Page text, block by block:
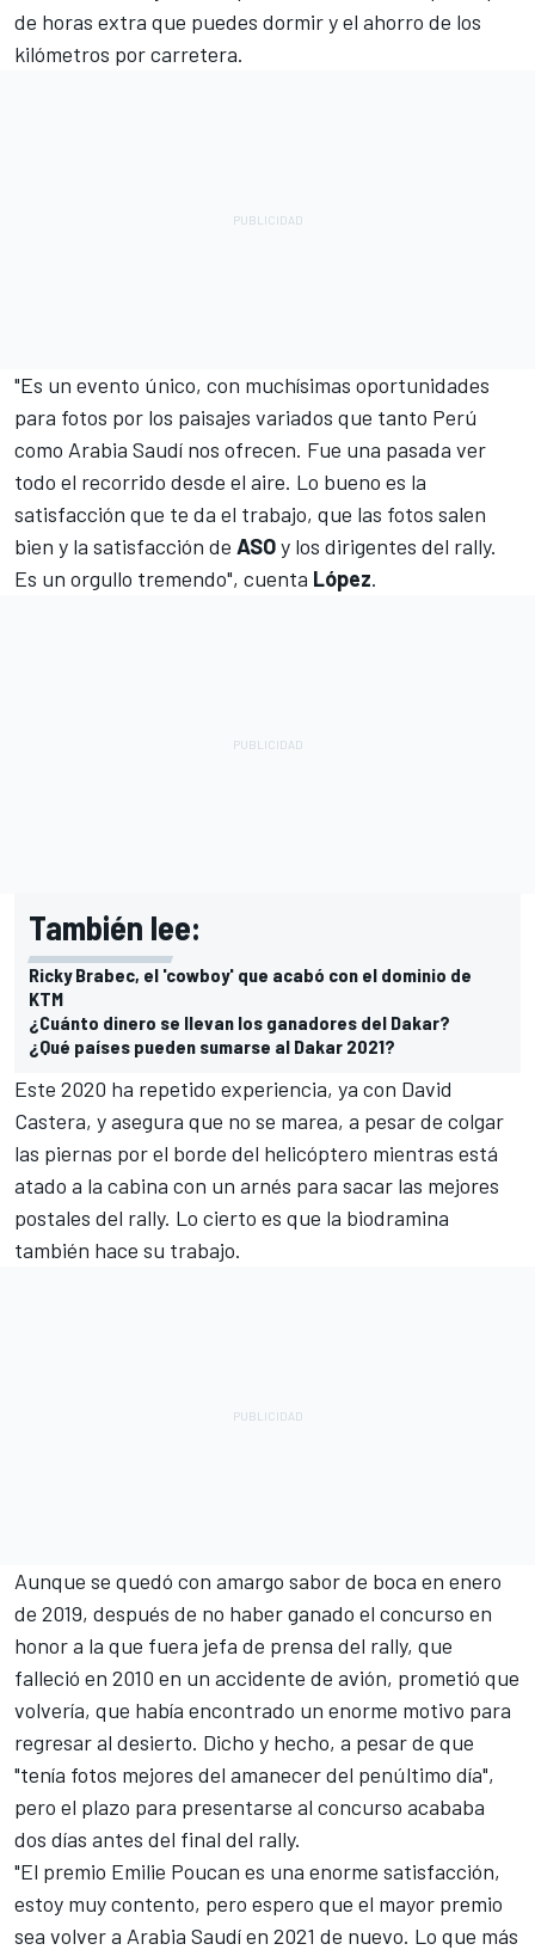
de horas extra que puedes dormir y el ahorro de los
kilómetros por carretera.
"Es un evento único, con muchísimas oportunidades
para fotos por los paisajes variados que tanto Perú
como Arabia Saudí nos ofrecen. Fue una pasada ver
todo el recorrido desde el aire. Lo bueno es la
satisfacción que te da el trabajo, que las fotos salen
bien y la satisfacción de ASOy los dirigentes del rally.
Es un orgullo tremendo", cuenta López.
También lee:
Ricky Brabec, el 'cowboy' que acabó con el dominio de
KTM
¿Cuánto dinero se llevan los ganadores del Dakar?
¿Qué países pueden sumarse al Dakar 2021?
Este 2020 ha repetido experiencia, ya con David
Castera, y asegura que no se marea, a pesar de colgar
las piernas por el borde del helicóptero mientras está
atado a la cabina con un arnés para sacar las mejores
postales del rally. Lo cierto es que la biodramina
también hace su trabajo.
Aunque se quedó con amargo sabor de boca en enero
de 2019, después de no haber ganado el concurso en
honor a la que fuera jefa de prensa del rally, que
falleció en 2010 en un accidente de avión, prometió que
volvería, que había encontrado un enorme motivo para
regresar al desierto. Dicho y hecho, a pesar de que
"tenía fotos mejores del amanecer del penúltimo día",
pero el plazo para presentarse al concurso acababa
dos días antes del final del rally.
"El premio Emilie Poucan es una enorme satisfacción,
estoy muy contento, pero espero que el mayor premio
sea volver a Arabia Saudí en 2021 de nuevo. Lo que más